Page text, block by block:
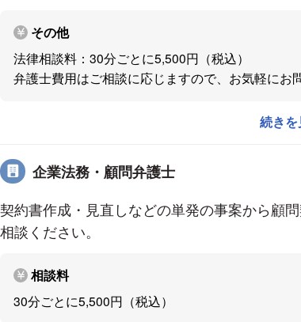
埼玉県、東京都、群馬県、栃木県、神奈川県、
※その他の地域もご相談に応じます。
【事務所へのアクセス】
※事務所近くにコインパーキング多数あり
9:30～17:00（平日）
その他
法律相談料：30分ごとに5,500円（税込）
弁護士費用はご相談に応じますので、お気軽にお
続きを
企業法務・顧問弁護士
契約書作成・見直しなどの単発の事案から顧
相談ください。
相談料
30分ごとに5,500円（税込）